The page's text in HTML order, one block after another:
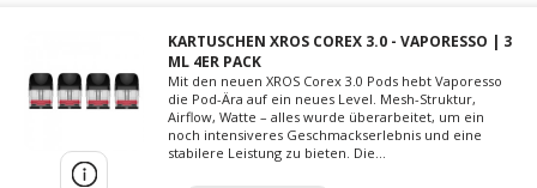
KARTUSCHEN XROS COREX 3.0 - VAPORESSO | 3
ML 4ER PACK
Mit den neuen XROS Corex 3.0 Pods hebt Vaporesso
die Pod-Ära auf ein neues Level. Mesh-Struktur,
Airflow, Watte – alles wurde überarbeitet, um ein
noch intensiveres Geschmackserlebnis und eine
stabilere Leistung zu bieten. Die...